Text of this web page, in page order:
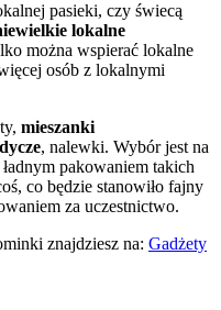
pasieki, czy świecą
lokalne
można wspierać lokalne
osób z lokalnymi
mieszanki
, nalewki. Wybór jest na
pakowaniem takich
co będzie stanowiło fajny
za uczestnictwo.
znajdziesz na: Gadżety